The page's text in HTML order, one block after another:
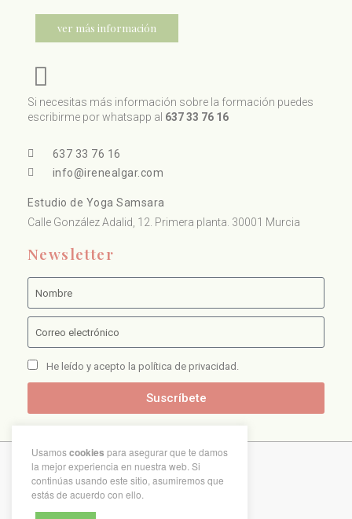
ver más información
Si necesitas más información sobre la formación puedes
escribirme por whatsapp al 637 33 76 16
637 33 76 16
info@irenealgar.com
Estudio de Yoga Samsara
Calle González Adalid, 12. Primera planta. 30001 Murcia
Newsletter
He leído y acepto la política de privacidad.
Suscríbete
Copyright © 2021 Irene Algar
Aviso legal
Usamoscookies para asegurar que te damos
la mejor experiencia en nuestra web. Si
continúas usando este sitio, asumiremos que
estás de acuerdo con ello.